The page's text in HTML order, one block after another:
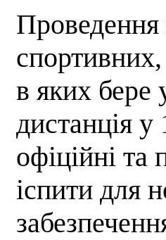
Проведення
в яких бере
дистанція
офіційні та
іспити для